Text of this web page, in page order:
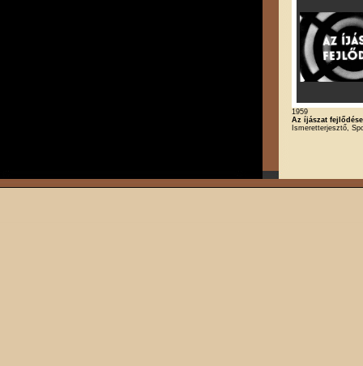
1959
Az íjászat fejlődése
Ismeretterjesztő,